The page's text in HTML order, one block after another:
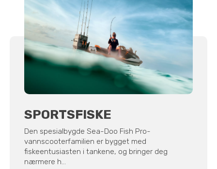
SPORTSFISKE
Den spesialbygde Sea-Doo Fish Pro-
vannscooterfamilien er bygget med
fiskeentusiasten i tankene, og bringer deg
nærmere h...